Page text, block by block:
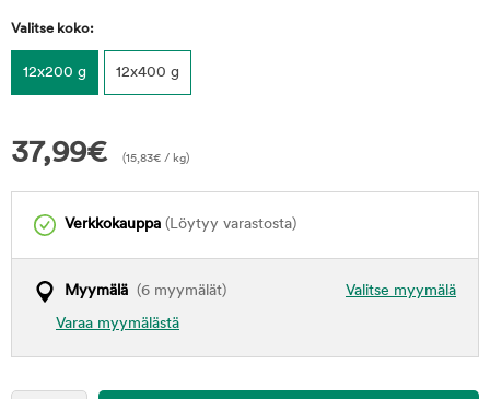
Valitse koko:
12x200 g 12x400 g
37,99€ (15,83€ / kg)
Verkkokauppa (Löytyy varastosta)
Valitse myymälä
Myymälä (6 myymälät)
Varaa myymälästä